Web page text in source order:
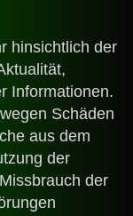
hinsichtlich der
Informationen.
Schäden
aus dem
der
der